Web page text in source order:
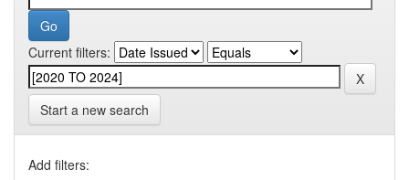
Current filters:
Start a new search
Add filters: